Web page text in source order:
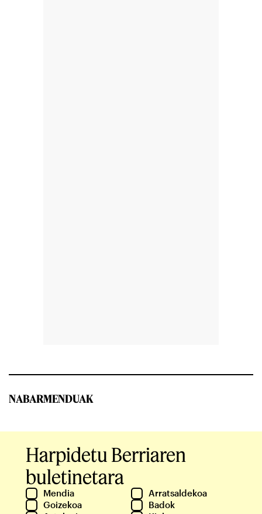
NABARMENDUAK
Harpidetu Berriaren
buletinetara
Mendia
Arratsaldekoa
Goizekoa
Badok